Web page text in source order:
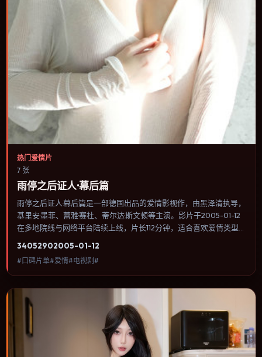
热门爱情片
7 张
雨停之后证人·幕后篇
雨停之后证人·幕后篇是一部德国出品的爱情影视作，由黑泽清执导，
基里安·墨菲、蕾雅·赛杜、蒂尔达·斯文顿等主演。影片于2005-01-12
在多地院线与网络平台陆续上线，片长112分钟，适合喜欢爱情类型、
节奏与视听语言统一，可作为休闲观影或类型片补片的选择。
34052902005-01-12
#口碑片单#爱情#电视剧#